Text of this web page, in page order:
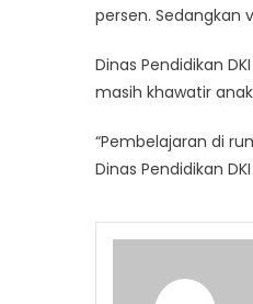
persen. Sedangkan
Dinas Pendidikan
masih khawatir
“Pembelajaran di
Dinas Pendidikan